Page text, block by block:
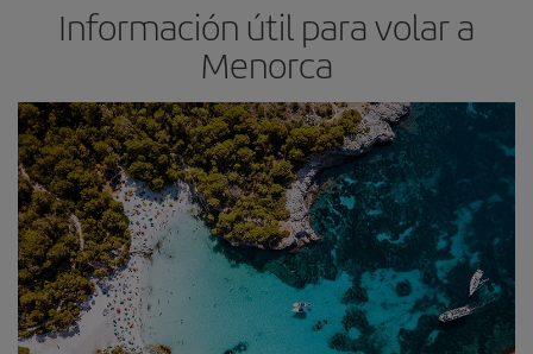
Información útil para volar a
Menorca